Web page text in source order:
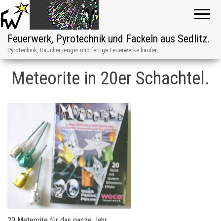
Feuerwerk, Pyrotechnik und Fackeln aus Sedlitz.
Pyrotechnik, Raucherzeuger und fertige Feuerwerke kaufen.
Meteorite in 20er Schachtel.